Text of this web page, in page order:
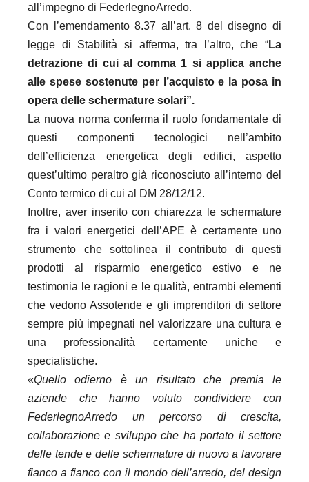
all’impegno di FederlegnoArredo.
Con l’emendamento 8.37 all’art. 8 del disegno di
legge di Stabilità si afferma, tra l’altro, che “La
detrazione di cui al comma 1 si applica anche
alle spese sostenute per l’acquisto e la posa in
opera delle schermature solari”.
La nuova norma conferma il ruolo fondamentale di
questi componenti tecnologici nell’ambito
dell’efficienza energetica degli edifici, aspetto
quest’ultimo peraltro già riconosciuto all’interno del
Conto termico di cui al DM 28/12/12.
Inoltre, aver inserito con chiarezza le schermature
fra i valori energetici dell’APE è certamente uno
strumento che sottolinea il contributo di questi
prodotti al risparmio energetico estivo e ne
testimonia le ragioni e le qualità, entrambi elementi
che vedono Assotende e gli imprenditori di settore
sempre più impegnati nel valorizzare una cultura e
una professionalità certamente uniche e
specialistiche.
«Quello odierno è un risultato che premia le
aziende che hanno voluto condividere con
FederlegnoArredo un percorso di crescita,
collaborazione e sviluppo che ha portato il settore
delle tende e delle schermature di nuovo a lavorare
fianco a fianco con il mondo dell’arredo, del design